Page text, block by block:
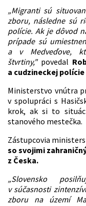
„Migranti sú
zboru, následne sú
polície. Ak je dôvod
prípade sú
a v Medveďove,
štvrtiny," povedal
a cudzineckej
Ministerstvo vnútra
v spolupráci s
krok, ak si to
stanového mestečka.
Zástupcovia
so svojimi
z Česka.
„Slovensko
v súčasnosti
zboru na území